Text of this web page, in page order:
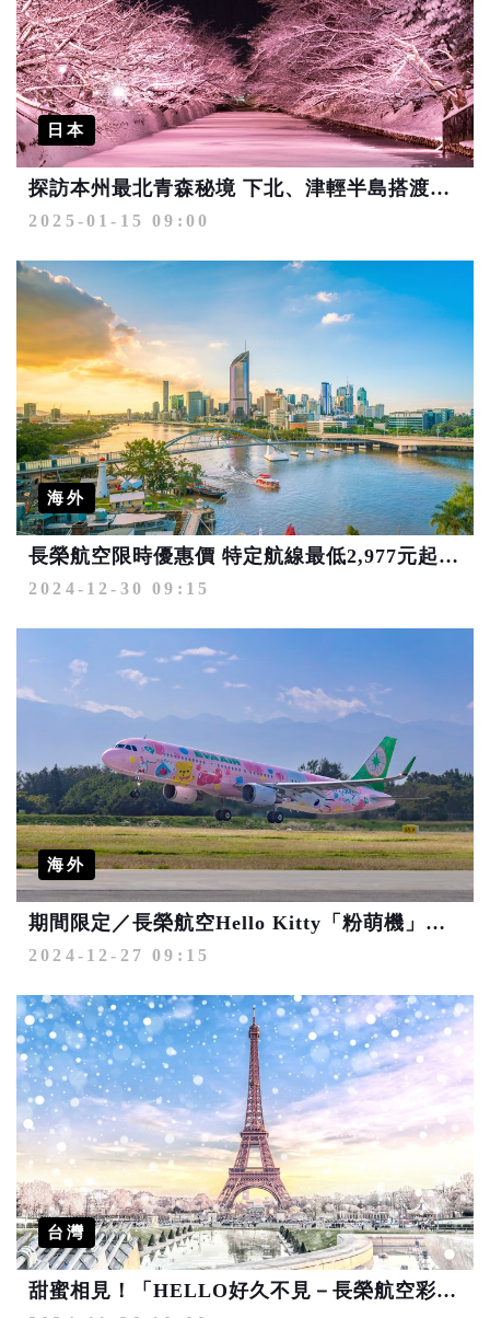
日本
探訪本州最北青森秘境 下北、津輕半島搭渡輪輕鬆周遊
2025-01-15 09:00
海外
長榮航空限時優惠價 特定航線最低2,977元起 共度美好佳節
2024-12-30 09:15
海外
期間限定／長榮航空Hello Kitty「粉萌機」快閃高雄-香港航線
2024-12-27 09:15
台灣
甜蜜相見！「HELLO好久不見－長榮航空彩繪機夢幻嘉年華」11/29-12/1台北松菸文創大街酷萌開展